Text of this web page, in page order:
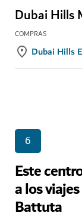
Dubai Hills
COMPRAS
Dubai Hills
6
Este
a los
Battuta